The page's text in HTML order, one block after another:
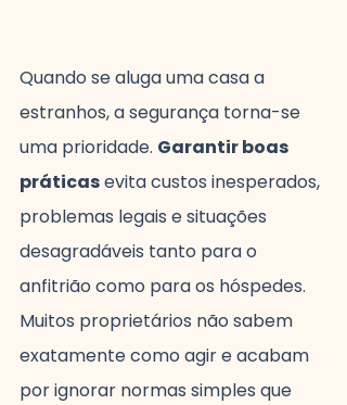
Quando se aluga uma casa a
estranhos, a segurança torna-se
uma prioridade. Garantir boas
práticas evita custos inesperados,
problemas legais e situações
desagradáveis tanto para o
anfitrião como para os hóspedes.
Muitos proprietários não sabem
exatamente como agir e acabam
por ignorar normas simples que